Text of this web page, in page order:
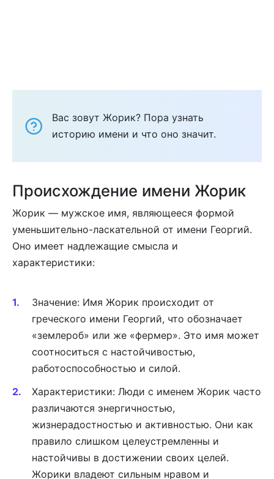
Вас зовут Жорик? Пора узнать
историю имени и что оно значит.
Происхождение имени Жорик
Жорик — мужское имя, являющееся формой
уменьшительно-ласкательной от имени Георгий.
Оно имеет надлежащие смысла и
характеристики:
Значение: Имя Жорик происходит от
греческого имени Георгий, что обозначает
«землероб» или же «фермер». Это имя может
соотноситься с настойчивостью,
работоспособностью и силой.
Характеристики: Люди с именем Жорик часто
различаются энергичностью,
жизнерадостностью и активностью. Они как
правило слишком целеустремленны и
настойчивы в достижении своих целей.
Жорики владеют сильным нравом и